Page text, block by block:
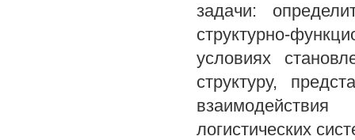
задачи:
структурно-
условиях
структуру,
логистических